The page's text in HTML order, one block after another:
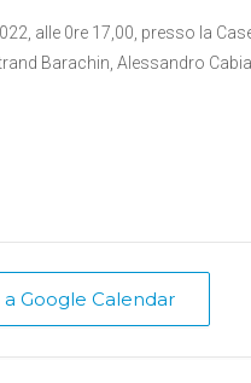
alle 0re 17,00, presso la
Barachin, Alessandro
a Google Calendar